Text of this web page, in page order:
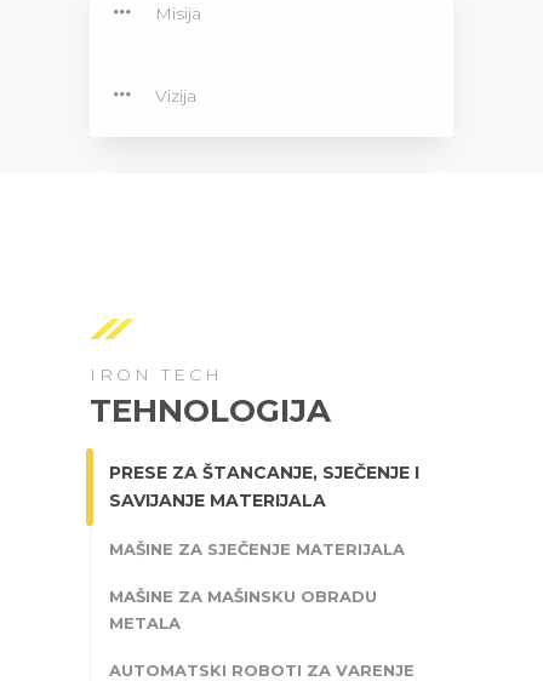
Misija
Vizija
IRON TECH
TEHNOLOGIJA
PRESE ZA ŠTANCANJE, SJEČENJE I
SAVIJANJE MATERIJALA
MAŠINE ZA SJEČENJE MATERIJALA
MAŠINE ZA MAŠINSKU OBRADU
METALA
AUTOMATSKI ROBOTI ZA VARENJE